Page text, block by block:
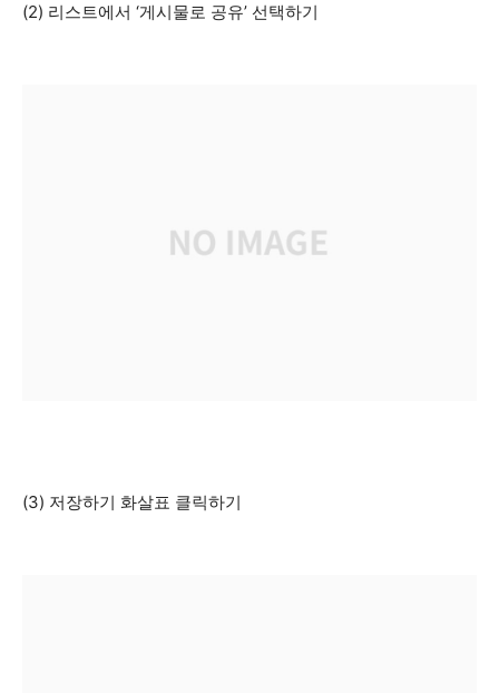
(2) 리스트에서 ‘게시물로 공유’ 선택하기
(3) 저장하기 화살표 클릭하기